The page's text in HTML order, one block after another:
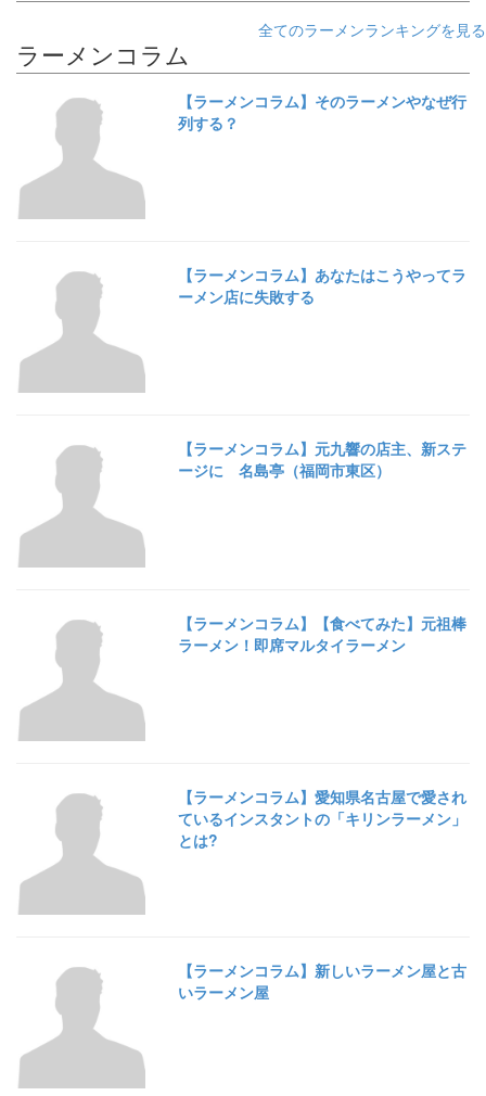
全てのラーメンランキングを見る
ラーメンコラム
【ラーメンコラム】そのラーメンやなぜ行
列する？
【ラーメンコラム】あなたはこうやってラ
ーメン店に失敗する
【ラーメンコラム】元九響の店主、新ステ
ージに 名島亭（福岡市東区）
【ラーメンコラム】【食べてみた】元祖棒
ラーメン！即席マルタイラーメン
【ラーメンコラム】愛知県名古屋で愛され
ているインスタントの「キリンラーメン」
とは?
【ラーメンコラム】新しいラーメン屋と古
いラーメン屋